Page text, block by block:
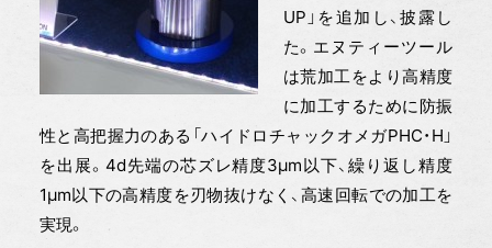
UP」を追加し、披露し
た。エヌティーツール
は荒加工をより高精度
に加工するために防振
性と高把握力のある「ハイドロチャックオメガPHC・H」
を出展。4d先端の芯ズレ精度3μm以下、繰り返し精度
1μm以下の高精度を刃物抜けなく、高速回転での加工を
実現。